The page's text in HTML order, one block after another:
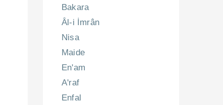
Bakara
Âl-i İmrân
Nisa
Maide
En'am
A'raf
Enfal